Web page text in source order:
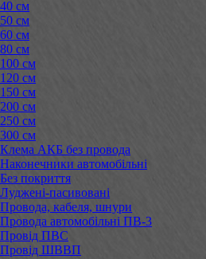
40 см
50 см
60 см
80 см
100 см
120 см
150 см
200 см
250 см
300 см
Клема АКБ без провода
Наконечники автомобільні
Без покриття
Луджені-пасивовані
Провода, кабеля, шнури
Провода автомобільні ПВ-3
Провід ПВС
Провід ШВВП